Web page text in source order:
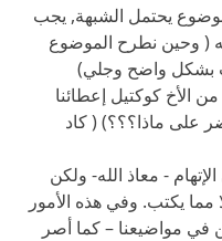
يحتمل الشبهة, يجب
( وحين نطرح الموضوع
بشكل واضح وجلي)
الأخ كوكتيل إعطائنا
على ماذا؟؟؟) ( كاد
- معاذ الله- ولكن
مما يكتب. وفي هذه الأمور
في مواضيعنا – كما أصر